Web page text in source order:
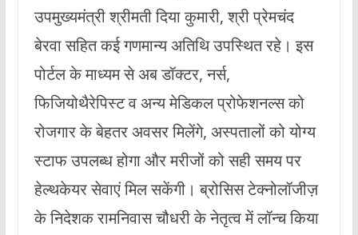
उपमुख्यमंत्री श्रीमती दिया कुमारी, श्री प्रेमचंद
बेरवा सहित कई गणमान्य अतिथि उपस्थित रहे। इस
पोर्टल के माध्यम से अब डॉक्टर, नर्स,
फिजियोथैरेपिस्ट व अन्य मेडिकल प्रोफेशनल्स को
रोजगार के बेहतर अवसर मिलेंगे, अस्पतालों को योग्य
स्टाफ उपलब्ध होगा और मरीजों को सही समय पर
हेल्थकेयर सेवाएं मिल सकेंगी। ब्रोसिस टेक्नोलॉजीज़
के निदेशक रामनिवास चौधरी के नेतृत्व में लॉन्च किया